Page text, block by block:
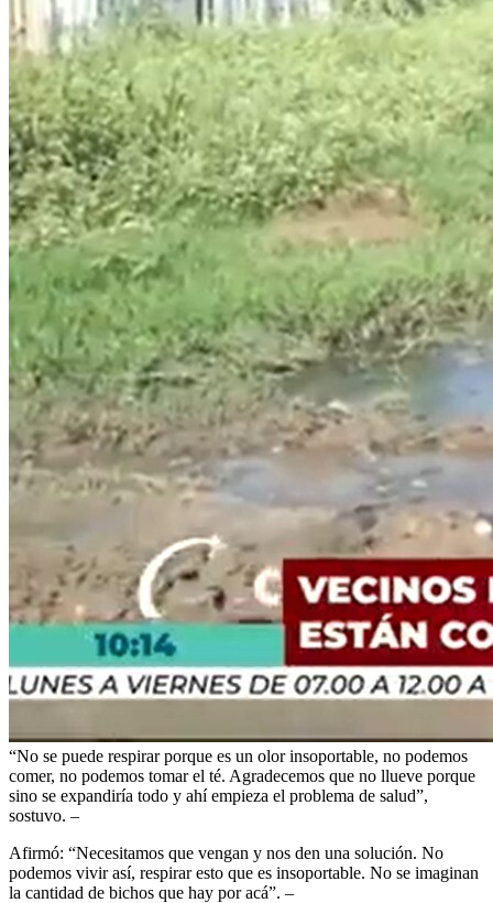
“No se puede respirar porque es un olor insoportable, no podemos
comer, no podemos tomar el té. Agradecemos que no llueve porque
sino se expandiría todo y ahí empieza el problema de salud”,
sostuvo. –
Afirmó: “Necesitamos que vengan y nos den una solución. No
podemos vivir así, respirar esto que es insoportable. No se imaginan
la cantidad de bichos que hay por acá”. –